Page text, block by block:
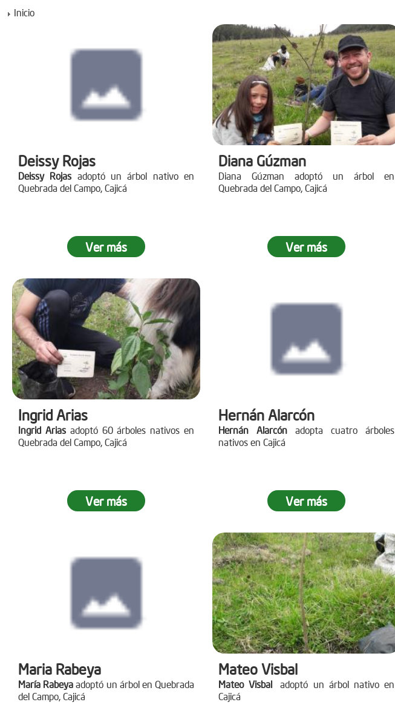
Inicio
Deissy Rojas
Deissy Rojas adoptó un árbol nativo en
Quebrada del Campo, Cajicá
Ver más
Diana Gúzman
Diana Gúzman adoptó un árbol en
Quebrada del Campo, Cajicá
Ver más
Ingrid Arias
Ingrid Arias adoptó 60 árboles nativos en
Quebrada del Campo, Cajicá
Ver más
Hernán Alarcón
Hernán Alarcón adopta cuatro árboles
nativos en Cajicá
Ver más
Maria Rabeya
María Rabeya adoptó un árbol en Quebrada
del Campo, Cajicá
Mateo Visbal
Mateo Visbal adoptó un árbol nativo en
Cajicá